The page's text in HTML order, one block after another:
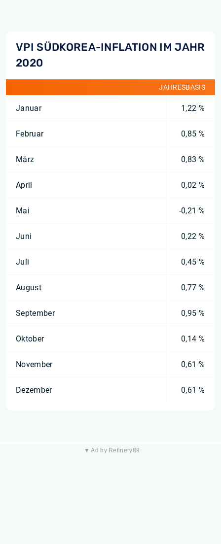
VPI SÜDKOREA-INFLATION IM JAHR
2020
JAHRESBASIS
Januar 1,22 %
Februar 0,85 %
März 0,83 %
April 0,02 %
Mai -0,21 %
Juni 0,22 %
Juli 0,45 %
August 0,77 %
September 0,95 %
Oktober 0,14 %
November 0,61 %
Dezember 0,61 %
▼ Ad by Refinery89